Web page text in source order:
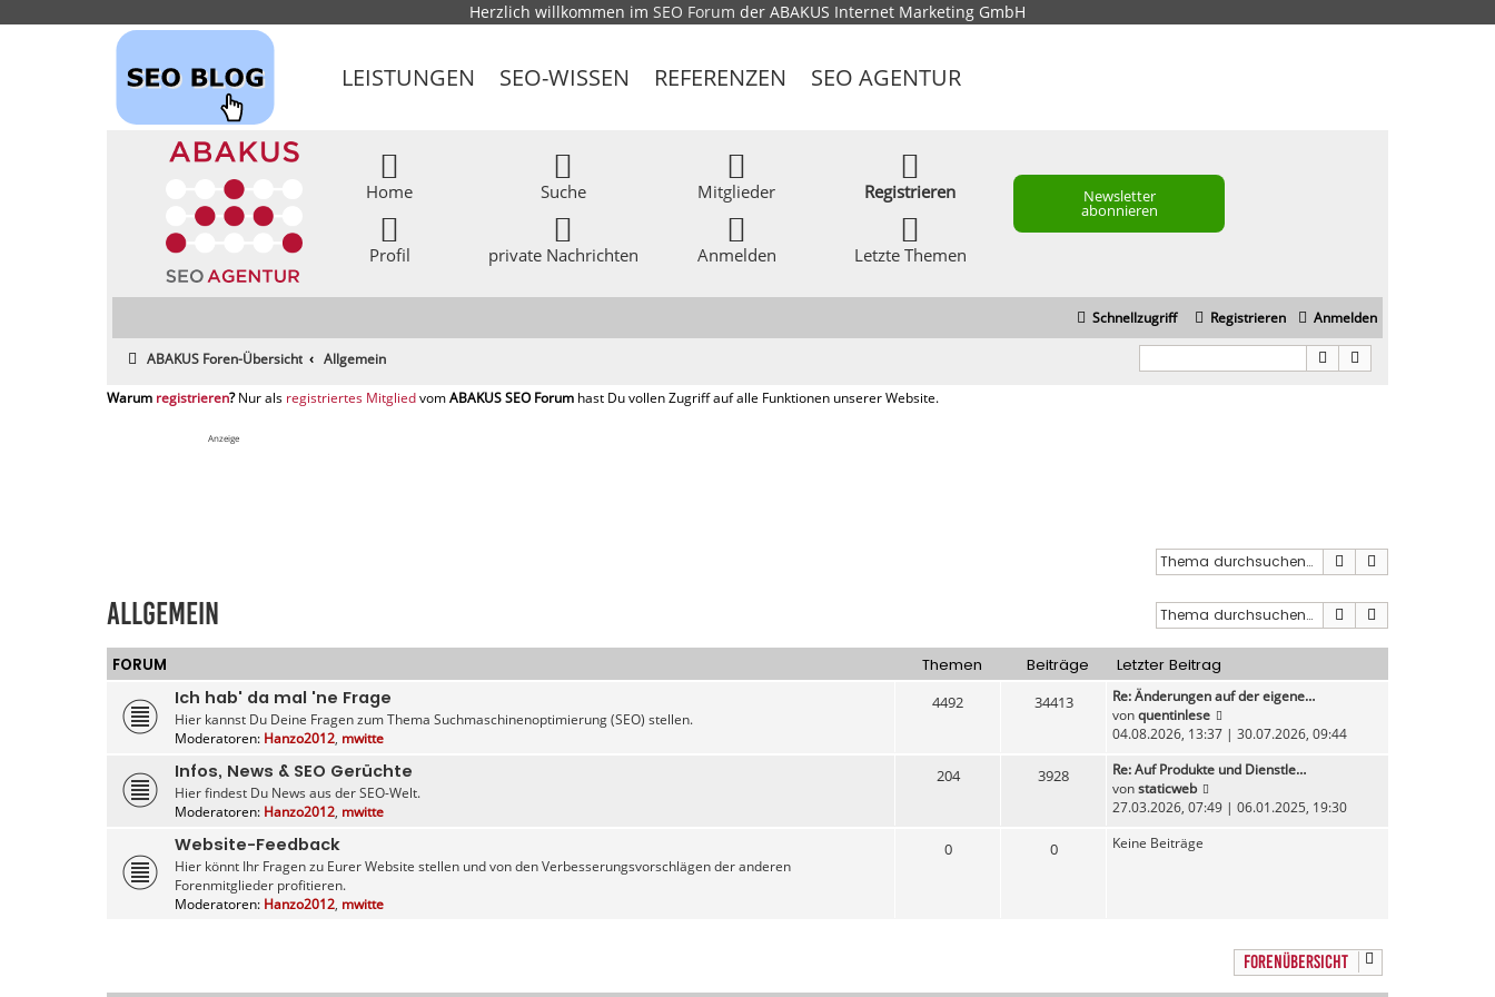
Herzlich willkommen im SEO Forum der ABAKUS Internet Marketing GmbH
LEISTUNGEN SEO-WISSEN REFERENZEN SEO AGENTUR
Home
Profil
Suche
private Nachrichten
Mitglieder
Anmelden
Registrieren
Letzte Themen
Newsletter
abonnieren
Schnellzugriff Anmelden
Registrieren
ABAKUS Foren-Übersicht Allgemein
registrieren registriertes Mitglied
Anzeige
Suche
Allgemein Suche
FORUM Themen Beiträge Letzter Beitrag
Ich hab' da mal 'ne Frage
Hier kannst Du Deine Fragen zum Thema Suchmaschinenoptimierung (SEO) stellen.
Moderatoren: Hanzo2012, mwitte
4492 34413
Re: Änderungen auf der eigene…
vonquentinlese
e
e
g
04.08.2026, 13:37 | 30.07.2026, 09:44
Infos, News & SEO Gerüchte
Hier findest Du News aus der SEO-Welt.
Moderatoren: Hanzo2012, mwitte
204 3928
Re: Auf Produkte und Dienstle…
vonstaticweb
e
27.03.2026, 07:49 | 06.01.2025, 19:30
Website-Feedback
Hier könnt Ihr Fragen zu Eurer Website stellen und von den Verbesserungsvorschlägen der anderen
Forenmitglieder profitieren.
Moderatoren: Hanzo2012, mwitte
0 0 Keine Beiträge
FORENÜBERSICHT